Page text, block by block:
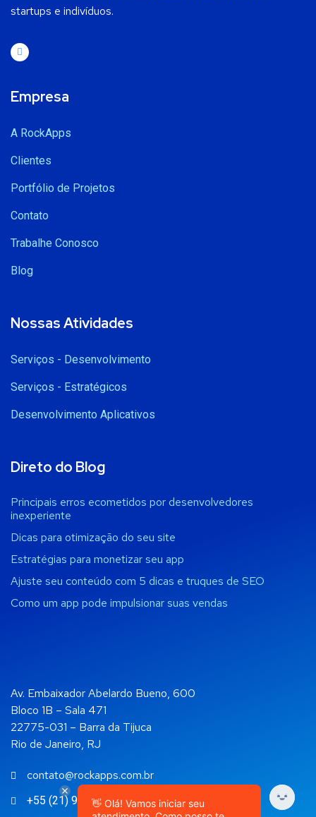
startups e indivíduos.
Empresa
A RockApps
Clientes
Portfólio de Projetos
Contato
Trabalhe Conosco
Blog
Nossas Atividades
Serviços - Desenvolvimento
Serviços - Estratégicos
Desenvolvimento Aplicativos
Direto do Blog
Principais erros ecometidos por desenvolvedores
inexperiente
Dicas para otimização do seu site
Estratégias para monetizar seu app
Ajuste seu conteúdo com 5 dicas e truques de SEO
Como um app pode impulsionar suas vendas
Av. Embaixador Abelardo Bueno, 600
Bloco 1B – Sala 471
22775-031 – Barra da Tijuca
Rio de Janeiro, RJ
contato@rockapps.com.br
+55 (21) 99892-4108👋 Olá! Vamos iniciar seu